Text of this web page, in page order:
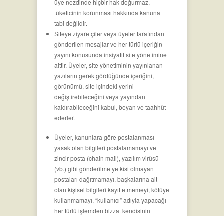
üye nezdinde hiçbir hak doğurmaz,
tüketicinin korunması hakkında kanuna
tabi değildir.
Siteye ziyaretçiler veya üyeler tarafından
gönderilen mesajlar ve her türlü içeriğin
yayını konusunda insiyatif site yönetimine
aittir. Üyeler, site yönetiminin yayınlanan
yazıların gerek gördüğünde içeriğini,
görünümü, site içindeki yerini
değiştirebileceğini veya yayından
kaldırabileceğini kabul, beyan ve taahhüt
ederler.
Üyeler, kanunlara göre postalanması
yasak olan bilgileri postalamamayı ve
zincir posta (chain mail), yazılım virüsü
(vb.) gibi gönderilme yetkisi olmayan
postaları dağıtmamayı, başkalarına ait
olan kişisel bilgileri kayıt etmemeyi, kötüye
kullanmamayı, “kullanıcı” adıyla yapacağı
her türlü işlemden bizzat kendisinin